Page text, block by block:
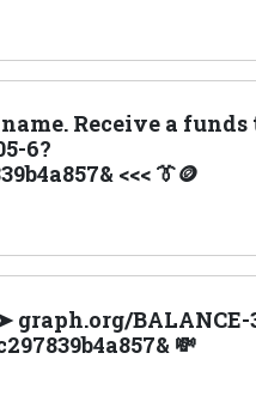
Receive a funds
6?
<<< 👔🪙
graph.org/BALANCE-
💸